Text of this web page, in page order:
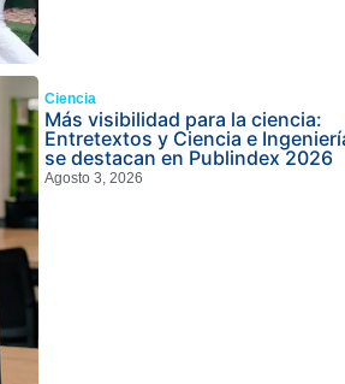
Ciencia
Más visibilidad para la ciencia:
Entretextos y Ciencia e
se destacan en Publindex 2026
Agosto 3, 2026